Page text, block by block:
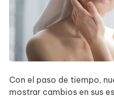
Con el paso de tiempo,
mostrar cambios en sus